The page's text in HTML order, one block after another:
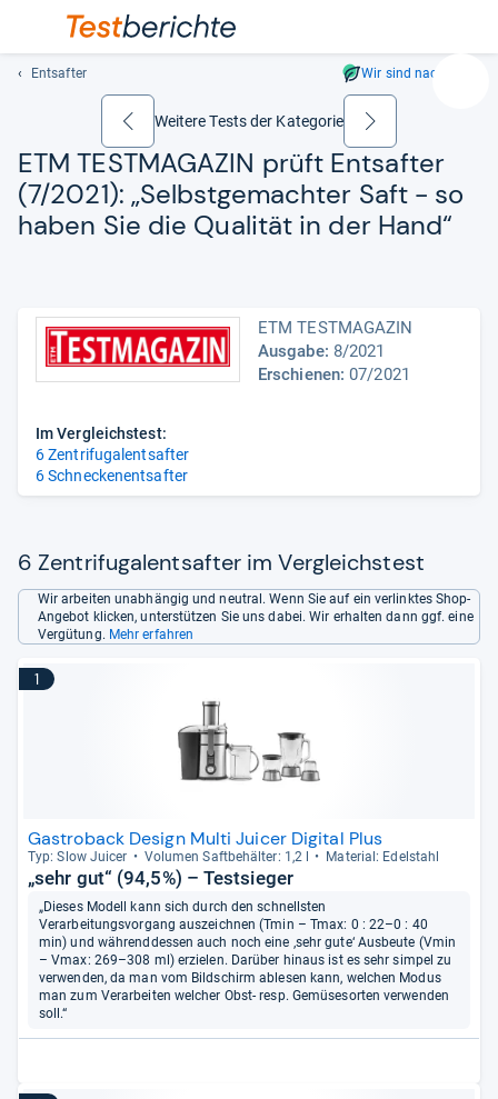
drei
Zeichen
ein.
Entsafter Wir sind nachhaltig
ETM TEST­MA­GA­ZIN prüft Ent­saf­ter
(7/2021): „Selbst­ge­mach­ter Saft -​ so
haben Sie die Qua­li­tät in der Hand“
zurück Weitere Tests der Kategorie weiter
ETM TESTMAGAZIN
Ausgabe: 8/2021
Erschienen: 07/2021
Im Vergleichstest:
6 Zentrifugalentsafter
6 Schneckenentsafter
6 Zentrifugalentsafter im Vergleichstest
Wir arbeiten unabhängig und neutral. Wenn Sie auf ein verlinktes Shop-
Angebot klicken, unterstützen Sie uns dabei. Wir erhalten dann ggf. eine
Vergütung. Mehr erfahren
1
Gastroback Design Multi Juicer Digital Plus
Typ: Slow Jui­cer Volu­men Saft­be­häl­ter: 1,2 l Mate­rial: Edel­stahl
„sehr gut“ (94,5%) – Testsieger
„Dieses Modell kann sich durch den schnellsten
Verarbeitungsvorgang auszeichnen (Tmin – Tmax: 0 : 22–0 : 40
min) und währenddessen auch noch eine ‚sehr gute‘ Ausbeute (Vmin
– Vmax: 269–308 ml) erzielen. Darüber hinaus ist es sehr simpel zu
verwenden, da man vom Bildschirm ablesen kann, welchen Modus
man zum Verarbeiten welcher Obst- resp. Gemüsesorten verwenden
soll.“